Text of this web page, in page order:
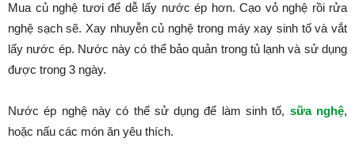
Mua củ nghệ tươi để dễ lấy nước ép hơn. Cạo vỏ nghệ rồi rửa
nghệ sạch sẽ. Xay nhuyễn củ nghệ trong máy xay sinh tố và vắt
lấy nước ép. Nước này có thể bảo quản trong tủ lạnh và sử dụng
được trong 3 ngày.
Nước ép nghệ này có thể sử dụng để làm sinh tố, sữa nghệ,
hoặc nấu các món ăn yêu thích.